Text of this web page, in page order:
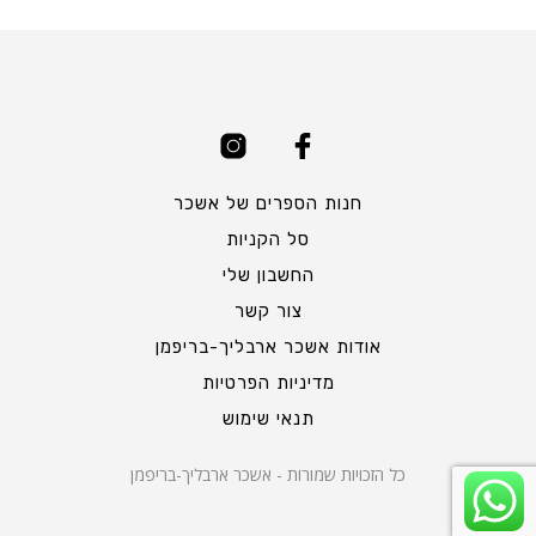
חנות הספרים של אשכר
סל הקניות
החשבון שלי
צור קשר
אודות אשכר ארבליך-בריפמן
מדיניות הפרטיות
תנאי שימוש
כל הזכויות שמורות - אשכר ארבליך-בריפמן